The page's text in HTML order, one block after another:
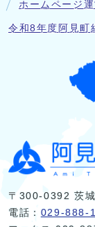
ホームページ
令和8年度阿見町
〒300-0392 茨
電話： 029-888-